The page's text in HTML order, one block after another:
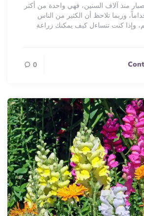
منذ آلاف السنين، فهي واحدة من أكثر
وربما تلاحظ أن الكثير من الناس
وإذا كنت تتساءل كيف يمكنك زراعة
0